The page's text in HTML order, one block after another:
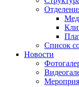
Список
Новости